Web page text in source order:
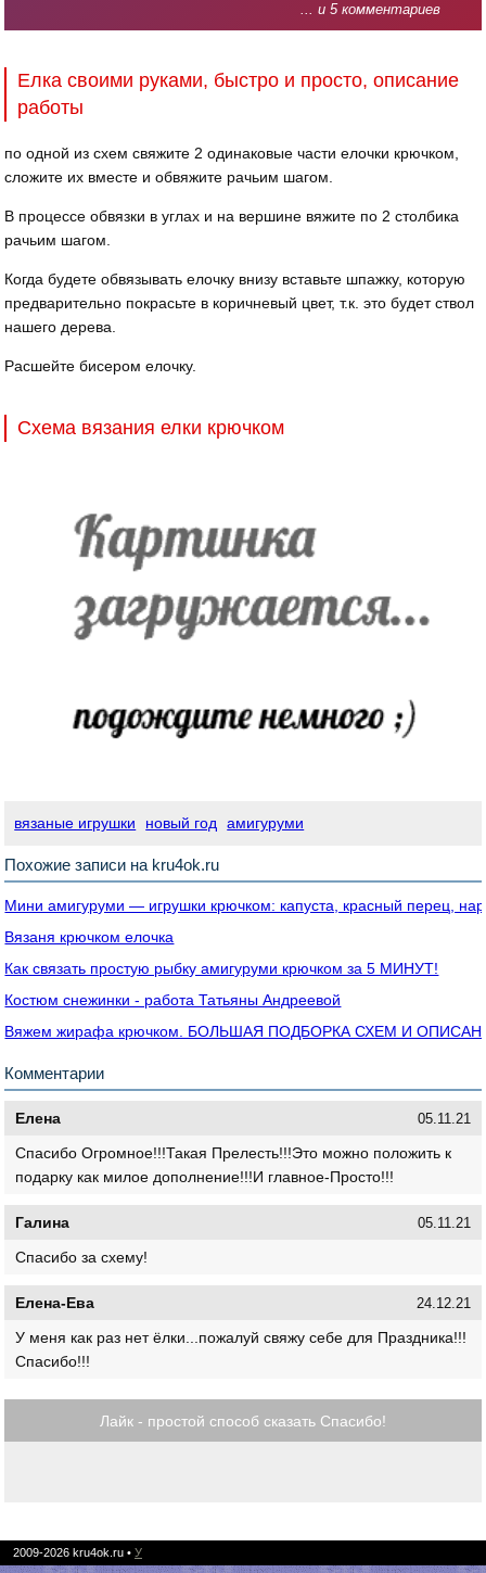
... и 5 комментариев
Елка своими руками, быстро и просто, описание
работы
по одной из схем свяжите 2 одинаковые части елочки крючком,
сложите их вместе и обвяжите рачьим шагом.
В процессе обвязки в углах и на вершине вяжите по 2 столбика
рачьим шагом.
Когда будете обвязывать елочку внизу вставьте шпажку, которую
предварительно покрасьте в коричневый цвет, т.к. это будет ствол
нашего дерева.
Расшейте бисером елочку.
Схема вязания елки крючком
вязаные игрушки новый год амигуруми
Похожие записи на kru4ok.ru
Мини амигуруми — игрушки крючком: капуста, красный перец,
Вязаня крючком елочка
Как связать простую рыбку амигуруми крючком за 5 МИНУТ!
Костюм снежинки - работа Татьяны Андреевой
Вяжем жирафа крючком. БОЛЬШАЯ ПОДБОРКА СХЕМ И
Комментарии
Елена 05.11.21
Спасибо Огромное!!!Такая Прелесть!!!Это можно положить к
подарку как милое дополнение!!!И главное-Просто!!!
Галина 05.11.21
Спасибо за схему!
Елена-Ева 24.12.21
У меня как раз нет ёлки...пожалуй свяжу себе для Праздника!!!
Спасибо!!!
Лайк - простой способ сказать Спасибо!
2009-2026 kru4ok.ru • У